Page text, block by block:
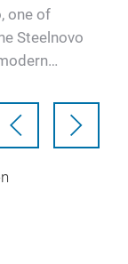
one of
Steelnovo